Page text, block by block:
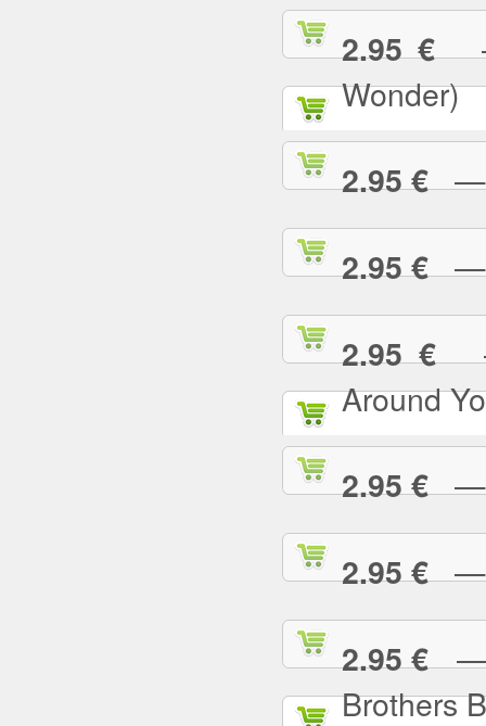
2.95 €—
Wonder)
2.95 €—
2.95 €—
2.95 €—
Around
2.95 €—
2.95 €—
2.95 €—
Brothers